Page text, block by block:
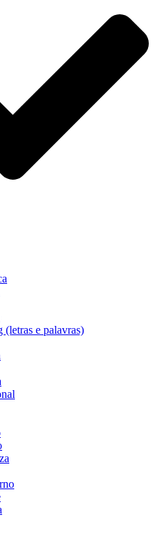
(letras e palavras)